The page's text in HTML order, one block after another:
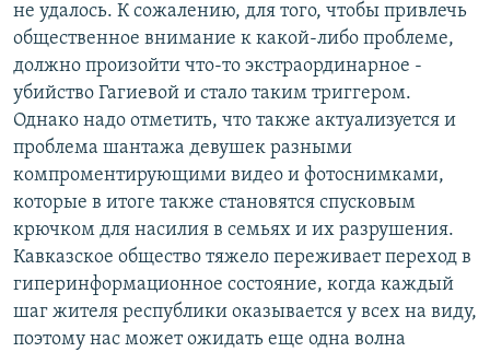
не удалось. К сожалению, для того, чтобы привлечь
общественное внимание к какой-либо проблеме,
должно произойти что-то экстраординарное -
убийство Гагиевой и стало таким триггером.
Однако надо отметить, что также актуализуется и
проблема шантажа девушек разными
компроментирующими видео и фотоснимками,
которые в итоге также становятся спусковым
крючком для насилия в семьях и их разрушения.
Кавказское общество тяжело переживает переход в
гиперинформационное состояние, когда каждый
шаг жителя республики оказывается у всех на виду,
поэтому нас может ожидать еще одна волна